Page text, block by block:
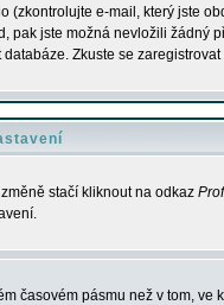
(zkontrolujte e-mail, který jste
pak jste možná nevložili žádný
Zkuste se
stačí kliknout na odkaz
časovém pásmu než v tom, ve